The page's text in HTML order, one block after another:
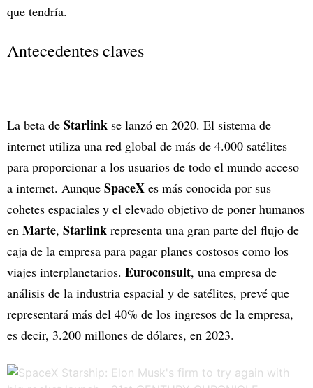
que tendría.
Antecedentes claves
La beta de Starlink se lanzó en 2020. El sistema de
internet utiliza una red global de más de 4.000 satélites
para proporcionar a los usuarios de todo el mundo acceso
a internet. Aunque SpaceX es más conocida por sus
cohetes espaciales y el elevado objetivo de poner humanos
en Marte, Starlink representa una gran parte del flujo de
caja de la empresa para pagar planes costosos como los
viajes interplanetarios. Euroconsult, una empresa de
análisis de la industria espacial y de satélites, prevé que
representará más del 40% de los ingresos de la empresa,
es decir, 3.200 millones de dólares, en 2023.